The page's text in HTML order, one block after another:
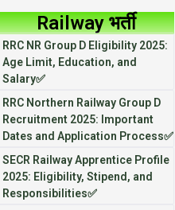
Railway भर्ती
RRC NR Group D Eligibility 2025:
Age Limit, Education, and
Salary✅
RRC Northern Railway Group D
Recruitment 2025: Important
Dates and Application Process✅
SECR Railway Apprentice Profile
2025: Eligibility, Stipend, and
Responsibilities✅